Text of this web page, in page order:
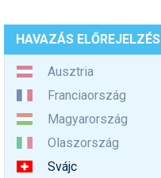
HAVAZÁS ELŐREJELZÉS
Ausztria
Franciaország
Magyarország
Olaszország
Svájc